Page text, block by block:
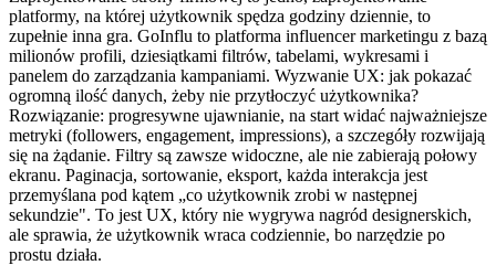
platformy, na której użytkownik spędza godziny dziennie, to
zupełnie inna gra. GoInflu to platforma influencer marketingu z bazą
milionów profili, dziesiątkami filtrów, tabelami, wykresami i
panelem do zarządzania kampaniami. Wyzwanie UX: jak pokazać
ogromną ilość danych, żeby nie przytłoczyć użytkownika?
Rozwiązanie: progresywne ujawnianie, na start widać najważniejsze
metryki (followers, engagement, impressions), a szczegóły rozwijają
się na żądanie. Filtry są zawsze widoczne, ale nie zabierają połowy
ekranu. Paginacja, sortowanie, eksport, każda interakcja jest
przemyślana pod kątem „co użytkownik zrobi w następnej
sekundzie". To jest UX, który nie wygrywa nagród designerskich,
ale sprawia, że użytkownik wraca codziennie, bo narzędzie po
prostu działa.